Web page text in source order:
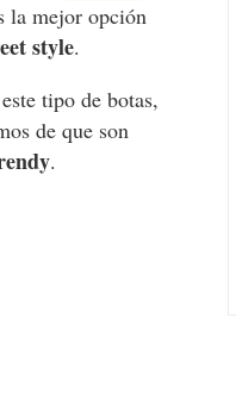
la mejor opción
style.
tipo de botas,
de que son
.